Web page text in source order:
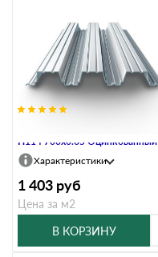
Н114 700х0.65 Оцинкованный
Характеристики
1 403 руб
Цена за м2
В КОРЗИНУ